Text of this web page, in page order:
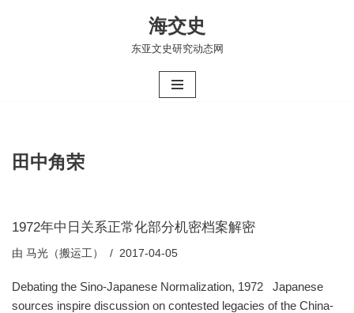
海交史
东亚文史研究动态网
田中角荣
1972年中日关系正常化部分机密档案解密
由 马光（搬运工） 2017-04-05
Debating the Sino-Japanese Normalization, 1972 Japanese
sources inspire discussion on contested legacies of the China-